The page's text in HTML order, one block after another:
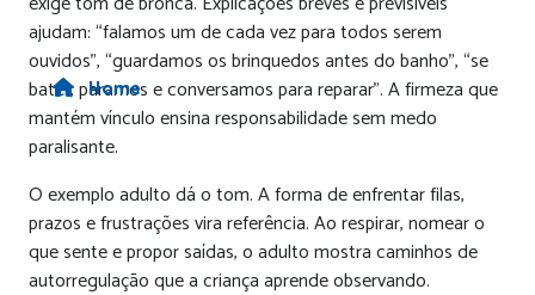
Home
ajudam: “falamos um de cada vez para todos serem
ouvidos”, “guardamos os brinquedos antes do banho”, “se
bater, paramos e conversamos para reparar”. A firmeza que
mantém vínculo ensina responsabilidade sem medo
paralisante.
O exemplo adulto dá o tom. A forma de enfrentar filas,
prazos e frustrações vira referência. Ao respirar, nomear o
que sente e propor saídas, o adulto mostra caminhos de
autorregulação que a criança aprende observando.